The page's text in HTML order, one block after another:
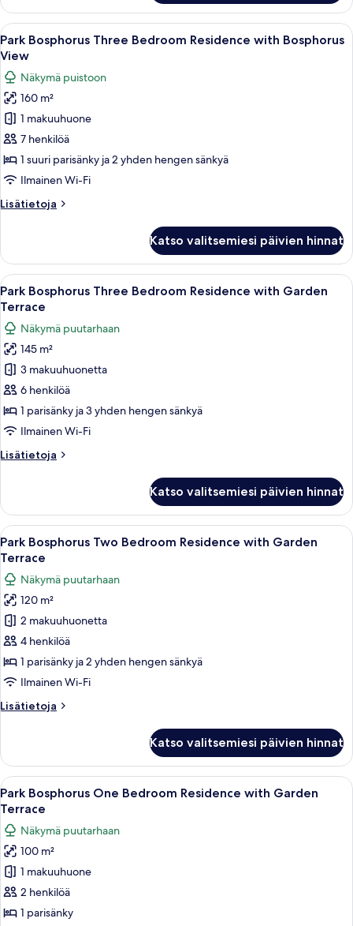
Three
Bedroom
Residence
with
Terrace
Avaa
kaikki
huonetyypin
Park
Bosphorus
Three
Bedroom
Residence
with
View
Tilava olohuone, jossa on suuri
7
Park Bosphorus Three Bedroom Residence with Bosphorus
View
Näkymä puistoon
160 m²
1 makuuhuone
7 henkilöä
1 suuri parisänky ja 2 yhden hengen sänkyä
Ilmainen Wi-Fi
Lisätietoja
Lisätietoja
Three
Bedroom
Residence
with
View
Katso valitsemiesi päivien hinnat
Avaa
kaikki
huonetyypin
Park
Bosphorus
Three
Bedroom
Residence
with
Terrace
Hotellihuone, jossa on sänky,
6
Park Bosphorus Three Bedroom Residence with Garden
Terrace
Näkymä puutarhaan
145 m²
3 makuuhuonetta
6 henkilöä
1 parisänky ja 3 yhden hengen sänkyä
Ilmainen Wi-Fi
Lisätietoja
Lisätietoja
Three
Bedroom
Residence
with
Terrace
Katso valitsemiesi päivien hinnat
Avaa
kaikki
huonetyypin
Park
Bosphorus
Two
Bedroom
Residence
with
Terrace
Moderni hotellihuone, jossa on
4
Park Bosphorus Two Bedroom Residence with Garden
Terrace
Näkymä puutarhaan
120 m²
2 makuuhuonetta
4 henkilöä
1 parisänky ja 2 yhden hengen sänkyä
Ilmainen Wi-Fi
Lisätietoja
Lisätietoja
Two
Bedroom
Residence
with
Terrace
Katso valitsemiesi päivien hinnat
Avaa
kaikki
huonetyypin
Park
Bosphorus
One
Bedroom
Residence
Moderni hotellihuone, jossa on
5
Park Bosphorus One Bedroom Residence with Garden
Terrace
Näkymä puutarhaan
100 m²
1 makuuhuone
2 henkilöä
1 parisänky